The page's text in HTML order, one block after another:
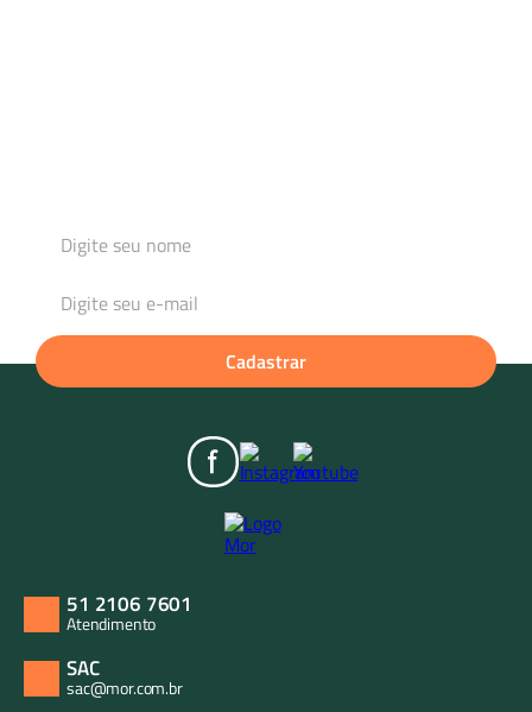
Cadastrar
51 2106 7601
Atendimento
SAC
sac@mor.com.br